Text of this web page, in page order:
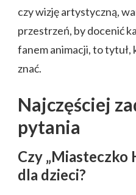
czy wizję artystyczną,
przestrzeń, by docenić
fanem animacji, to
znać.
Najczęściej
pytania
Czy „Miasteczko
dla dzieci?